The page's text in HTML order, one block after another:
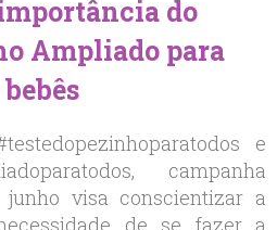
do
Ampliado para
e
campanha
visa conscientizar a
de se fazer a